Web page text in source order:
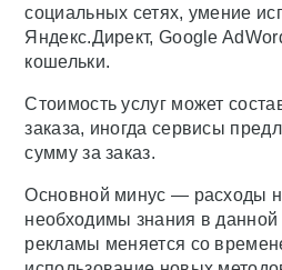
социальных сетях, умение
Яндекс.Директ, Google
кошельки.
Стоимость услуг может
заказа, иногда сервисы
сумму за заказ.
Основной минус — расходы
необходимы знания в
рекламы меняется со